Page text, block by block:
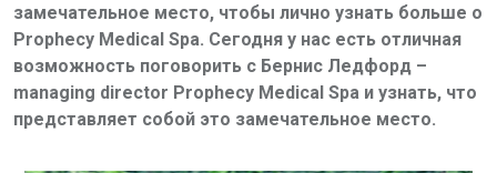
замечательное место, чтобы лично узнать больше о
Prophecy Medical Spa. Сегодня у нас есть отличная
возможность поговорить с Бернис Ледфорд –
managing director Prophecy Medical Spa и узнать, что
представляет собой это замечательное место.